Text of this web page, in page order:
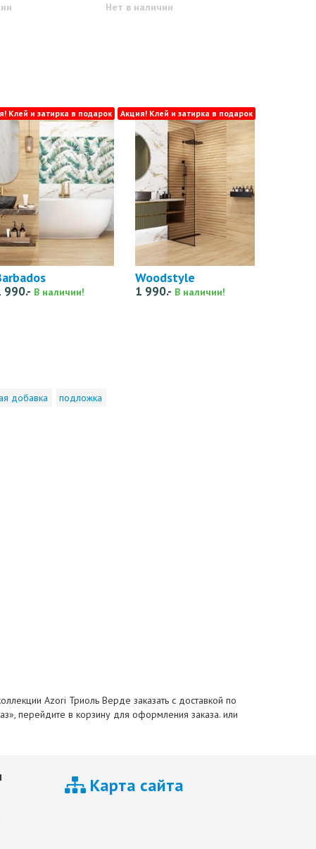
Нет в наличии
990.- В наличии!
Клей и затирка в подарок
Woodstyle
1 990.- В наличии!
Акция! Клей и затирка в подарок
добавка подложка
Azori Триоль Верде заказать с доставкой по
перейдите в корзину для оформления заказа. или
Карта сайта